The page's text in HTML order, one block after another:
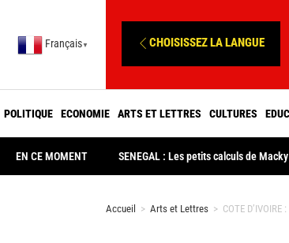
Français ▼ CHOISISSEZ LA LANGUE
POLITIQUE ECONOMIE ARTS ET LETTRES CULTURES
EN CE MOMENT SENEGAL : Les petits calculs de Macky
Accueil > Arts et Lettres > COTE